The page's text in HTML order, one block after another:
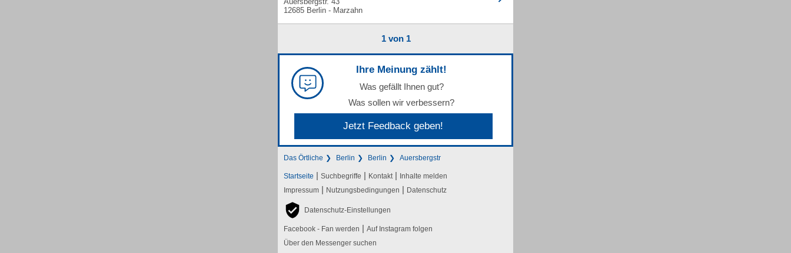
12685 Berlin - Marzahn
1 von 1
Ihre Meinung zählt!
Was gefällt Ihnen gut?
Was sollen wir verbessern?
Jetzt Feedback geben!
Das Örtliche Berlin Berlin Auersbergstr
Startseite | Suchbegriffe | Kontakt | Inhalte melden
Impressum | Nutzungsbedingungen | Datenschutz
Datenschutz-Einstellungen
Facebook - Fan werden | Auf Instagram folgen
Über den Messenger suchen